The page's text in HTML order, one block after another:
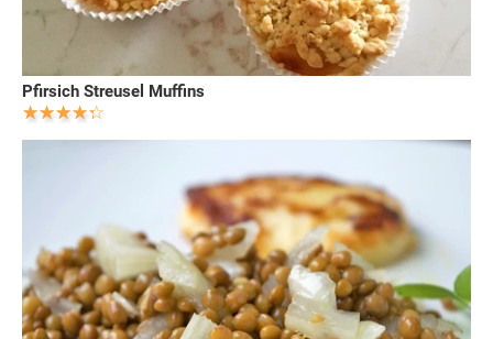
Pfirsich Streusel Muffins